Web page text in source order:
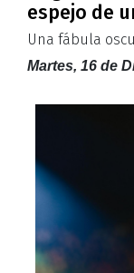
espejo de
Una fábula
Martes, 16 de